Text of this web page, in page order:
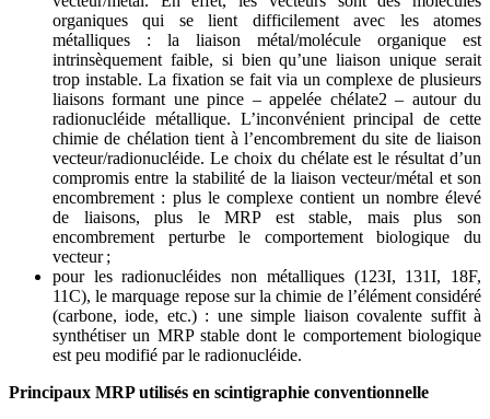
organiques qui se lient difficilement avec les atomes
métalliques : la liaison métal/molécule organique est
intrinsèquement faible, si bien qu’une liaison unique serait
trop instable. La fixation se fait via un complexe de plusieurs
liaisons formant une pince – appelée chélate2 – autour du
radionucléide métallique. L’inconvénient principal de cette
chimie de chélation tient à l’encombrement du site de liaison
vecteur/radionucléide. Le choix du chélate est le résultat d’un
compromis entre la stabilité de la liaison vecteur/métal et son
encombrement : plus le complexe contient un nombre élevé
de liaisons, plus le MRP est stable, mais plus son
encombrement perturbe le comportement biologique du
vecteur ;
pour les radionucléides non métalliques (123I, 131I, 18F,
11C), le marquage repose sur la chimie de l’élément considéré
(carbone, iode, etc.) : une simple liaison covalente suffit à
synthétiser un MRP stable dont le comportement biologique
est peu modifié par le radionucléide.
Principaux MRP utilisés en scintigraphie conventionnelle